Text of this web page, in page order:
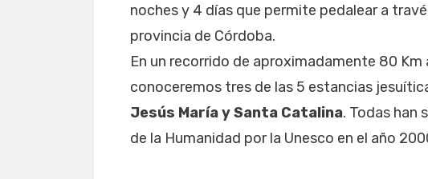
noches y 4 días que permite pedalear a
provincia de Córdoba.
En un recorrido de aproximadamente 80
conoceremos tres de las 5 estancias
Jesús María y Santa Catalina. Todas han
de la Humanidad por la Unesco en el año